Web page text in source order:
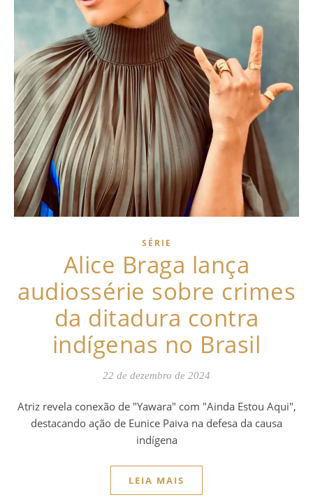
SÉRIE
Alice Braga lança
audiossérie sobre crimes
da ditadura contra
indígenas no Brasil
22 de dezembro de 2024
Atriz revela conexão de "Yawara" com "Ainda Estou Aqui",
destacando ação de Eunice Paiva na defesa da causa
indígena
LEIA MAIS